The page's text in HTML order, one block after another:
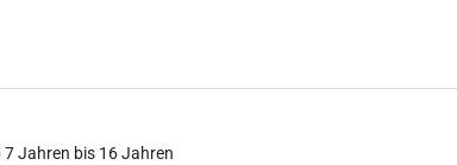
Jahren bis 16 Jahren